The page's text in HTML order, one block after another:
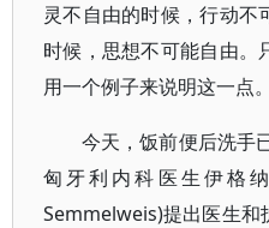
灵不自由的时候，行动不
时候，思想不可能自由。
用一个例子来说明这一点。
今天，饭前便后洗手
匈牙利内科医生伊格
Semmelweis)提出医生和